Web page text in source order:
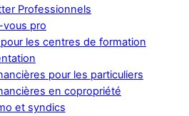
Professionnels
vous pro
les centres de formation
pour les particuliers
en copropriété
et syndics